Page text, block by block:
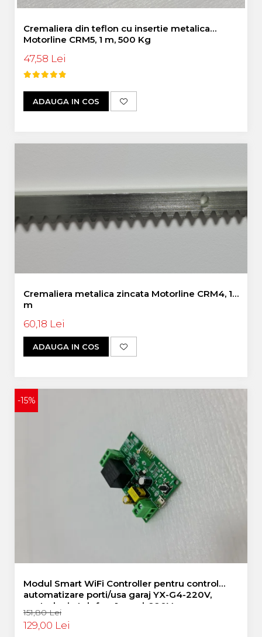
Cremaliera din teflon cu insertie metalica
Motorline CRM5, 1 m, 500 Kg
47,58 Lei
ADAUGA IN COS
Cremaliera metalica zincata Motorline CRM4, 1
m
60,18 Lei
ADAUGA IN COS
-15%
Modul Smart WiFi Controller pentru control
automatizare porti/usa garaj YX-G4-220V,
control prin telefon, 1 canal, 220V
151,80 Lei
129,00 Lei